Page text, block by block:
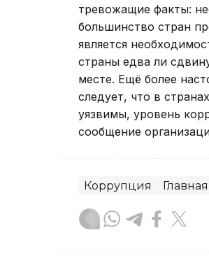
тревожащие факты:
большинство стран
является
страны едва ли
месте. Ещё более
следует, что в
уязвимы, уровень
сообщение
Коррупция Главная